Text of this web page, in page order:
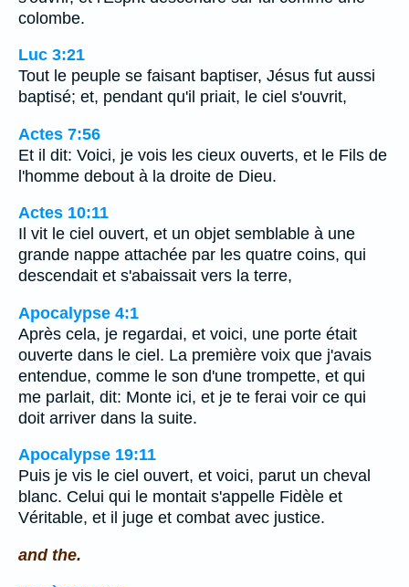
colombe.
Luc 3:21
Tout le peuple se faisant baptiser, Jésus fut aussi
baptisé; et, pendant qu'il priait, le ciel s'ouvrit,
Actes 7:56
Et il dit: Voici, je vois les cieux ouverts, et le Fils de
l'homme debout à la droite de Dieu.
Actes 10:11
Il vit le ciel ouvert, et un objet semblable à une
grande nappe attachée par les quatre coins, qui
descendait et s'abaissait vers la terre,
Apocalypse 4:1
Après cela, je regardai, et voici, une porte était
ouverte dans le ciel. La première voix que j'avais
entendue, comme le son d'une trompette, et qui
me parlait, dit: Monte ici, et je te ferai voir ce qui
doit arriver dans la suite.
Apocalypse 19:11
Puis je vis le ciel ouvert, et voici, parut un cheval
blanc. Celui qui le montait s'appelle Fidèle et
Véritable, et il juge et combat avec justice.
and the.